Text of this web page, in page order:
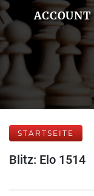
STARTSEITE
Blitz: Elo 1514